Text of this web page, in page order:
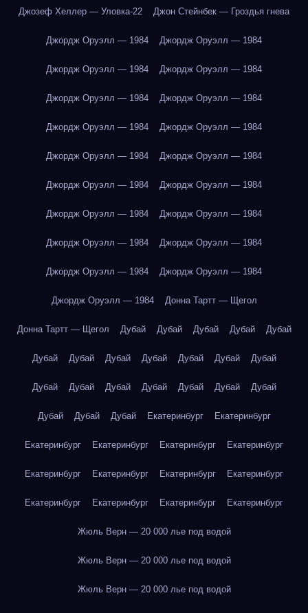
Джозеф Хеллер — Уловка-22 Джон Стейнбек — Гроздья гнева
Джордж Оруэлл — 1984 Джордж Оруэлл — 1984
Джордж Оруэлл — 1984 Джордж Оруэлл — 1984
Джордж Оруэлл — 1984 Джордж Оруэлл — 1984
Джордж Оруэлл — 1984 Джордж Оруэлл — 1984
Джордж Оруэлл — 1984 Джордж Оруэлл — 1984
Джордж Оруэлл — 1984 Джордж Оруэлл — 1984
Джордж Оруэлл — 1984 Джордж Оруэлл — 1984
Джордж Оруэлл — 1984 Джордж Оруэлл — 1984
Джордж Оруэлл — 1984 Джордж Оруэлл — 1984
Джордж Оруэлл — 1984 Донна Тартт — Щегол
Донна Тартт — Щегол Дубай Дубай Дубай Дубай Дубай
Дубай Дубай Дубай Дубай Дубай Дубай Дубай
Дубай Дубай Дубай Дубай Дубай Дубай Дубай
Дубай Дубай Дубай Екатеринбург Екатеринбург
Екатеринбург Екатеринбург Екатеринбург Екатеринбург
Екатеринбург Екатеринбург Екатеринбург Екатеринбург
Екатеринбург Екатеринбург Екатеринбург Екатеринбург
Жюль Верн — 20 000 лье под водой
Жюль Верн — 20 000 лье под водой
Жюль Верн — 20 000 лье под водой